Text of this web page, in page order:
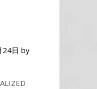
24日 by